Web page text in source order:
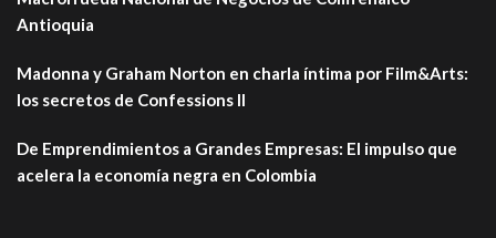
Antioquia
Madonna y Graham Norton en charla íntima por Film&Arts:
los secretos de Confessions II
De Emprendimientos a Grandes Empresas: El impulso que
acelera la economía negra en Colombia